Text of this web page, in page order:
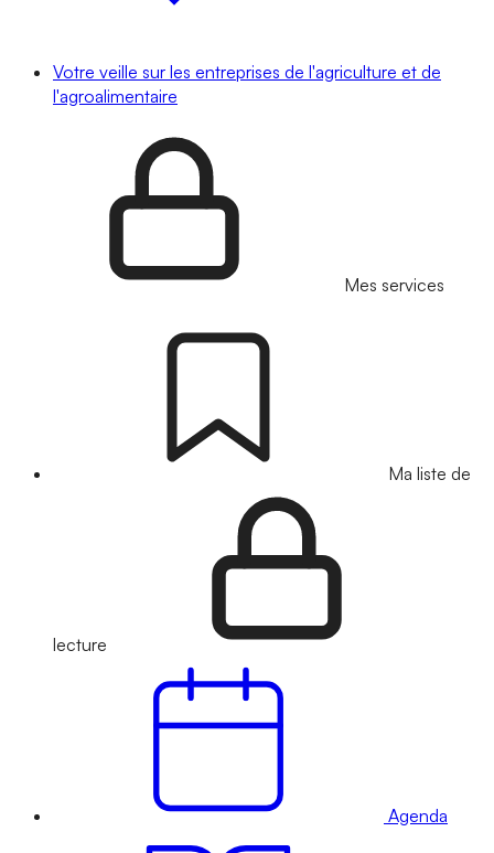
Votre veille sur les entreprises de l'agriculture et de
l'agroalimentaire
Mes services
Ma liste de
lecture
Agenda